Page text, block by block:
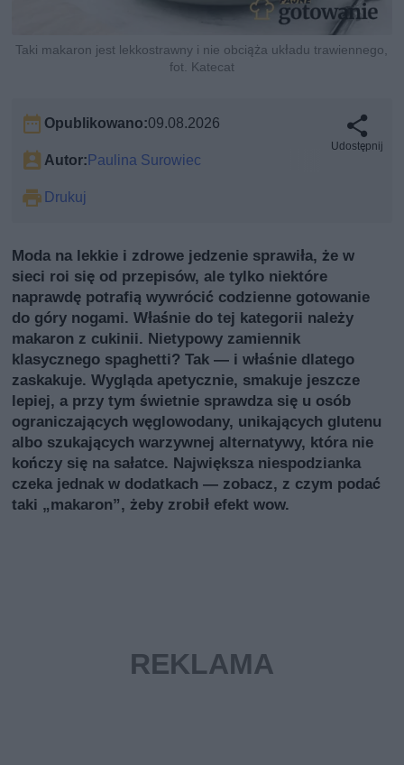
Taki makaron jest lekkostrawny i nie obciąża układu trawiennego,
fot. Katecat
Opublikowano:09.08.2026
Autor: Paulina Surowiec
Drukuj
Udostępnij
Moda na lekkie i zdrowe jedzenie sprawiła, że w
sieci roi się od przepisów, ale tylko niektóre
naprawdę potrafią wywrócić codzienne gotowanie
do góry nogami. Właśnie do tej kategorii należy
makaron z cukinii. Nietypowy zamiennik
klasycznego spaghetti? Tak — i właśnie dlatego
zaskakuje. Wygląda apetycznie, smakuje jeszcze
lepiej, a przy tym świetnie sprawdza się u osób
ograniczających węglowodany, unikających glutenu
albo szukających warzywnej alternatywy, która nie
kończy się na sałatce. Największa niespodzianka
czeka jednak w dodatkach — zobacz, z czym podać
taki „makaron”, żeby zrobił efekt wow.